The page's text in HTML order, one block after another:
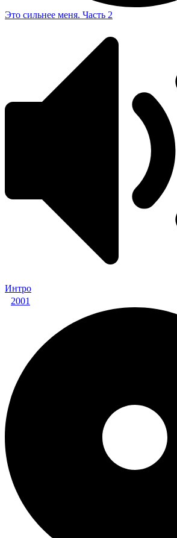
Это сильнее меня. Часть 2
Интро
2001